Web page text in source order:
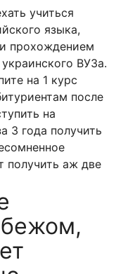
учиться
языка,
прохождением
ВУЗа.
на 1 курс
после
на
3 года получить
получить аж две